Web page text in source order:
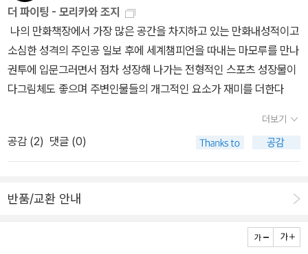
더 파이팅 - 모리카와 조지
나의 만화책장에서 가장 많은 공간을 차지하고 있는 만화내성적이고
소심한 성격의 주인공 일보 후에 세계챔피언을 따내는 마모루를 만나
권투에 입문그러면서 점차 성장해 나가는 전형적인 스포츠 성장물이
다그림체도 좋으며 주변인물들의 개그적인 요소가 재미를 더한다
더보기
공감 (2) 댓글 (0)
반품/교환 안내